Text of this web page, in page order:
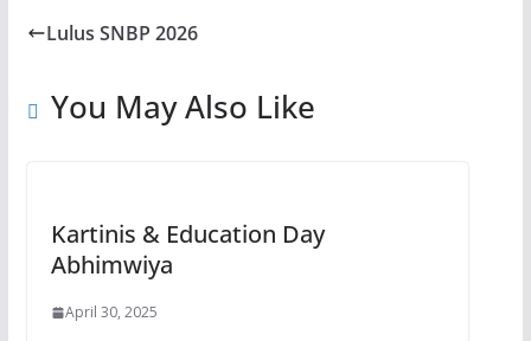
Lulus SNBP 2026
You May Also Like
Kartinis & Education Day
Abhimwiya
April 30, 2025